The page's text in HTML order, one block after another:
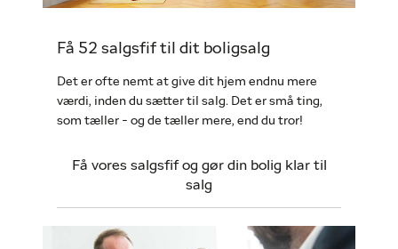
Få 52 salgsfif til dit boligsalg
Det er ofte nemt at give dit hjem endnu mere
værdi, inden du sætter til salg. Det er små ting,
som tæller - og de tæller mere, end du tror!
Få vores salgsfif og gør din bolig klar til
salg